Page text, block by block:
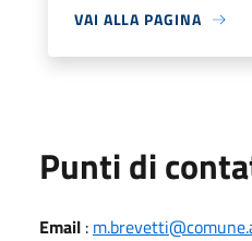
VAI ALLA PAGINA
Punti di
Email :